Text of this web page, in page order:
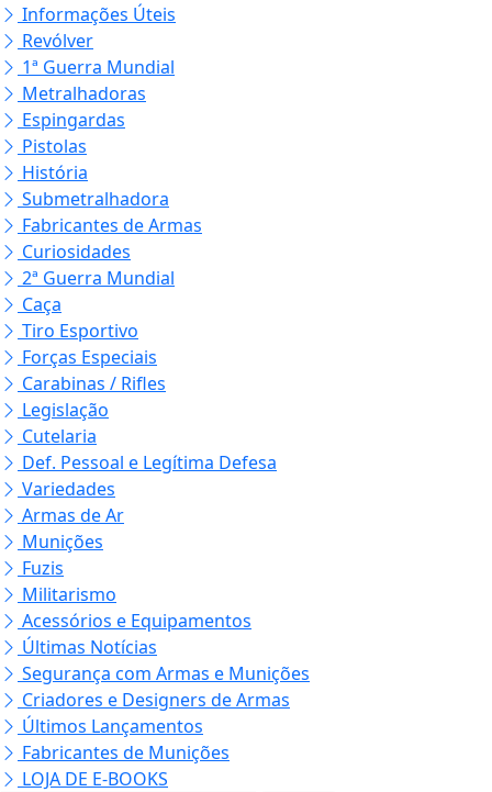
Informações Úteis
Revólver
1ª Guerra Mundial
Metralhadoras
Espingardas
Pistolas
História
Submetralhadora
Fabricantes de Armas
Curiosidades
2ª Guerra Mundial
Caça
Tiro Esportivo
Forças Especiais
Carabinas / Rifles
Legislação
Cutelaria
Def. Pessoal e Legítima Defesa
Variedades
Armas de Ar
Munições
Fuzis
Militarismo
Acessórios e Equipamentos
Últimas Notícias
Segurança com Armas e Munições
Criadores e Designers de Armas
Últimos Lançamentos
Fabricantes de Munições
LOJA DE E-BOOKS